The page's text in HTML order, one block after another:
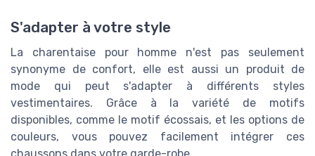
S'adapter à votre style
La charentaise pour homme n'est pas seulement
synonyme de confort, elle est aussi un produit de
mode qui peut s'adapter à différents styles
vestimentaires. Grâce à la variété de motifs
disponibles, comme le motif écossais, et les options de
couleurs, vous pouvez facilement intégrer ces